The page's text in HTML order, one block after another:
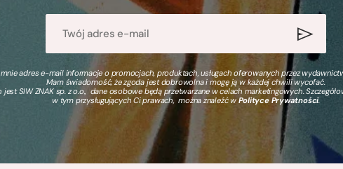
adres e-mail informacje o promocjach, produktach, usługach oferowanych przez
Mam świadomość, że zgoda jest dobrowolna i mogę ją w każdej chwili wycofać.
SIW ZNAK sp. z o.o., dane osobowe będą przetwarzane w celach marketingowych.
w tym przysługujących Ci prawach, można znaleźć wPolityce Prywatności.